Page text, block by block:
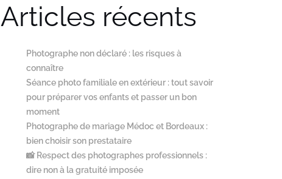
Articles récents
Photographe non déclaré : les risques à
connaître
Séance photo familiale en extérieur : tout savoir
pour préparer vos enfants et passer un bon
moment
Photographe de mariage Médoc et Bordeaux :
bien choisir son prestataire
📸 Respect des photographes professionnels :
dire non à la gratuité imposée